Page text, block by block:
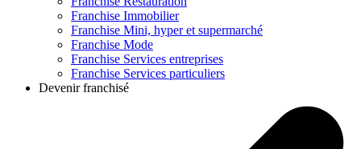
Franchise Immobilier
Franchise Mini, hyper et supermarché
Franchise Mode
Franchise Services entreprises
Franchise Services particuliers
Devenir franchisé